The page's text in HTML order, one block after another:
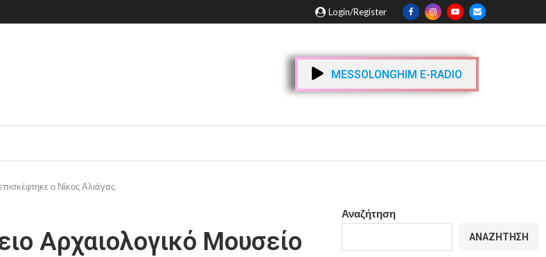
Login/Register
MESSOLONGHIM E-RADIO
ο Νίκος Αλιάγας
Αρχαιολογικό Μουσείο
Αναζήτηση
ΑΝΑΖΉΤΗΣΗ